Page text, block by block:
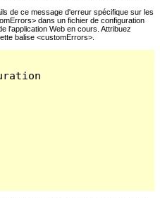
de ce message d'erreur spécifique sur les
dans un fichier de configuration
l'application Web en cours. Attribuez
balise <customErrors>.